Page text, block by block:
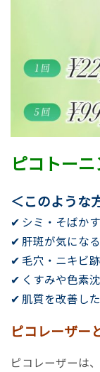
ピコトー
＜このような
✔ シミ・そばか
✔ 肝斑が気になる
✔ 毛穴・ニキビ
✔ くすみや色素
✔ 肌質を改善し
ピコレーザー
ピコレーザーは